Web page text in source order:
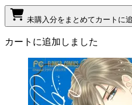
未購入分をまとめてカートに
カートに追加しました